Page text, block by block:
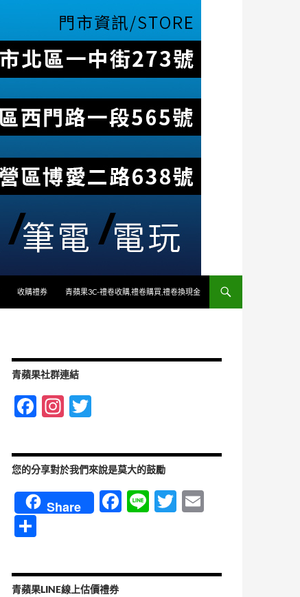
收購禮券 青蘋果3C-禮卷收購,禮卷購買,禮卷換現金
青蘋果社群連結
F
e
b
o
o
In
ag
ra
m
itt
er
您的分享對於我們來說是莫大的鼓勵
Share
F
b
Li
T
er
青蘋果LINE線上估價禮券